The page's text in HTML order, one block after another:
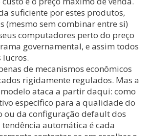
suficiente por estes produtos,
(mesmo sem combinar entre si)
computadores perto do preço
governamental, e assim todos
lucros.
de mecanismos econômicos
rigidamente regulados. Mas a
ataca a partir daqui: como
específico para a qualidade do
ou da configuração default dos
automática é cada